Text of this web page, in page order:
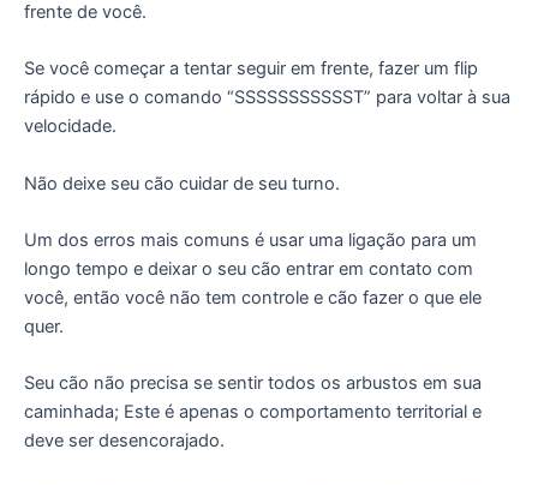
frente de você.
Se você começar a tentar seguir em frente, fazer um flip
rápido e use o comando “SSSSSSSSSSST” para voltar à sua
velocidade.
Não deixe seu cão cuidar de seu turno.
Um dos erros mais comuns é usar uma ligação para um
longo tempo e deixar o seu cão entrar em contato com
você, então você não tem controle e cão fazer o que ele
quer.
Seu cão não precisa se sentir todos os arbustos em sua
caminhada; Este é apenas o comportamento territorial e
deve ser desencorajado.